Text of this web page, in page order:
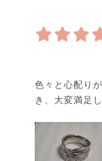
色々と心配り
き、大変満足